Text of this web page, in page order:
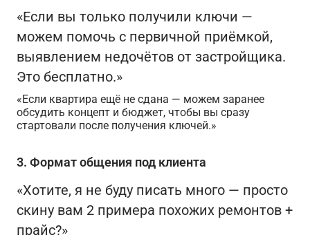
«Если вы только получили ключи —
можем помочь с первичной приёмкой,
выявлением недочётов от застройщика.
Это бесплатно.»
«Если квартира ещё не сдана — можем заранее
обсудить концепт и бюджет, чтобы вы сразу
стартовали после получения ключей.»
3. Формат общения под клиента
«Хотите, я не буду писать много — просто
скину вам 2 примера похожих ремонтов +
прайс?»